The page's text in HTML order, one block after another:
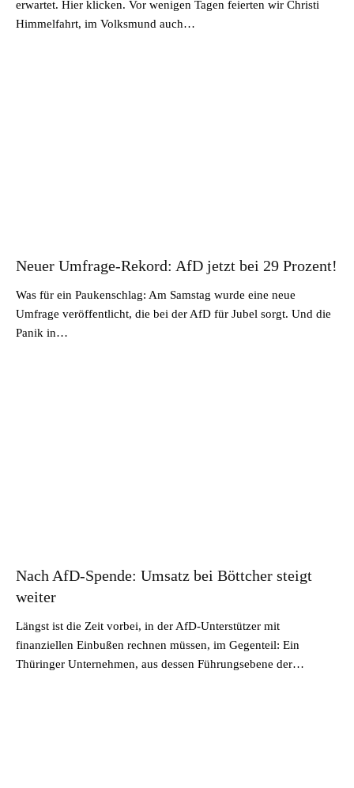
erwartet. Hier klicken. Vor wenigen Tagen feierten wir Christi
Himmelfahrt, im Volksmund auch…
Neuer Umfrage-Rekord: AfD jetzt bei 29 Prozent!
Was für ein Paukenschlag: Am Samstag wurde eine neue
Umfrage veröffentlicht, die bei der AfD für Jubel sorgt. Und die
Panik in…
Nach AfD-Spende: Umsatz bei Böttcher steigt
weiter
Längst ist die Zeit vorbei, in der AfD-Unterstützer mit
finanziellen Einbußen rechnen müssen, im Gegenteil: Ein
Thüringer Unternehmen, aus dessen Führungsebene der…